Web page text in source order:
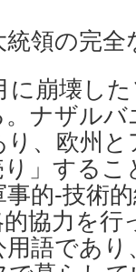
領の完全
に崩壊し
ナザル
、欧州と
」する
的-技術
協力を
語であ